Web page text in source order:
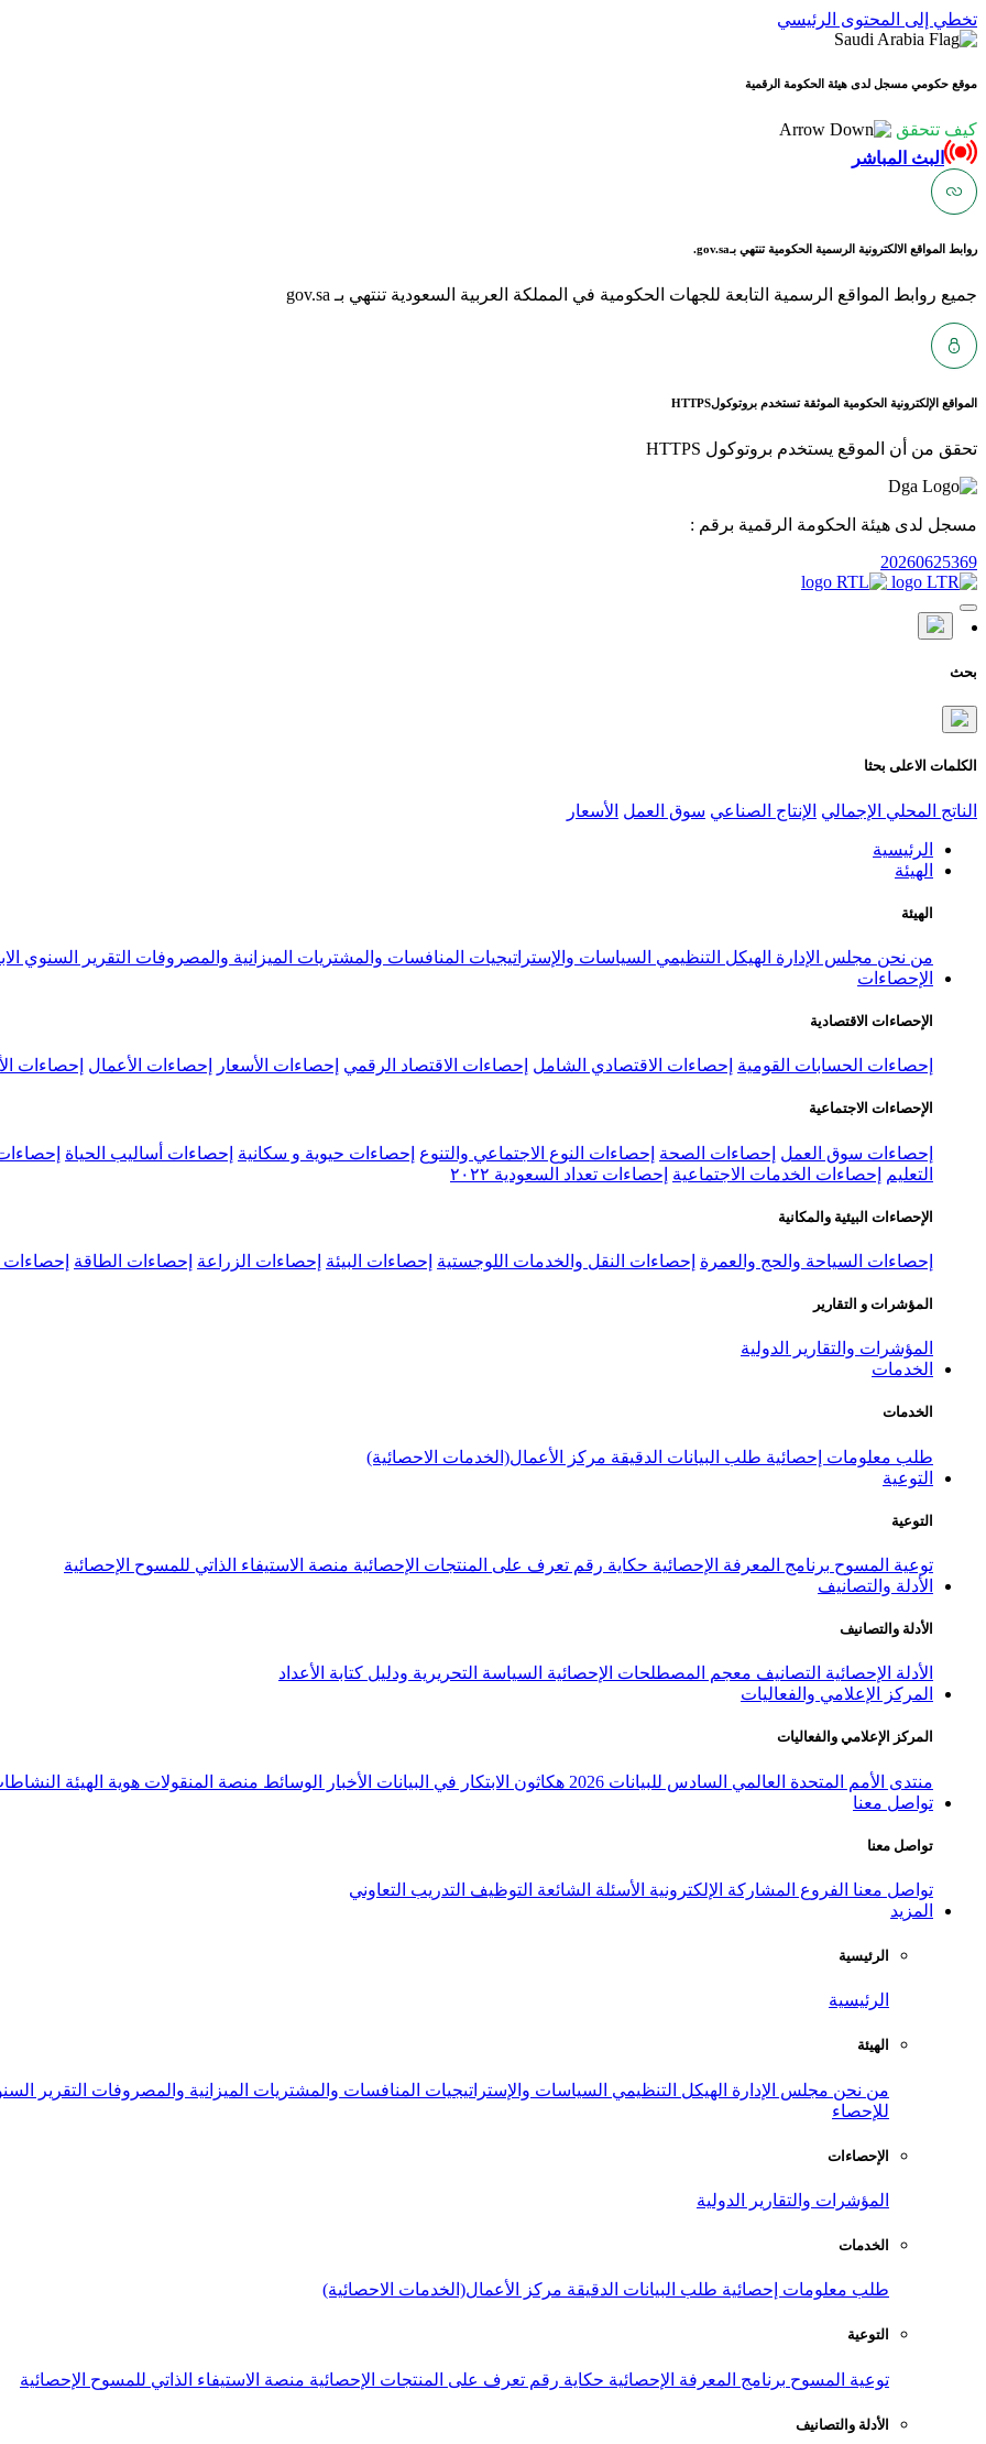
تخطي إلى المحتوى الرئيسي
موقع حكومي مسجل لدى هيئة الحكومة الرقمية
كيف تتحقق
البث المباشر
روابط المواقع الالكترونية الرسمية الحكومية تنتهي بـgov.sa.
جميع روابط المواقع الرسمية التابعة للجهات الحكومية في المملكة العربية السعودية تنتهي بـ gov.sa
المواقع الإلكترونية الحكومية الموثقة تستخدم بروتوكولHTTPS
تحقق من أن الموقع يستخدم بروتوكول HTTPS
مسجل لدى هيئة الحكومة الرقمية برقم :
20260625369
بحث
الكلمات الاعلى بحثا
الناتج المحلي الإجمالي الإنتاج الصناعي سوق العمل الأسعار
الرئيسية
الهيئة
الهيئة
من نحن مجلس الإدارة الهيكل التنظيمي السياسات والإستراتيجيات المنافسات والمشتريات الميزانية والمصروفات التقرير السنوي
الإحصاءات
الإحصاءات الاقتصادية
إحصاءات الحسابات القومية إحصاءات الاقتصادي الشامل إحصاءات الاقتصاد الرقمي إحصاءات الأسعار إحصاءات الأعمال إحصاءات
الإحصاءات الاجتماعية
إحصاءات سوق العمل إحصاءات الصحة إحصاءات النوع الاجتماعي والتنوع إحصاءات حيوية و سكانية إحصاءات أساليب الحياة
التعليم
إحصاءات الخدمات الاجتماعية إحصاءات تعداد السعودية ٢٠٢٢
الإحصاءات البيئية والمكانية
إحصاءات السياحة والحج والعمرة إحصاءات النقل والخدمات اللوجستية إحصاءات البيئة إحصاءات الزراعة إحصاءات الطاقة إحصاءات
المؤشرات و التقارير
المؤشرات والتقارير الدولية
الخدمات
الخدمات
طلب معلومات إحصائية طلب البيانات الدقيقة مركز الأعمال(الخدمات الاحصائية)
التوعية
التوعية
توعية المسوح برنامج المعرفة الإحصائية حكاية رقم تعرف على المنتجات الإحصائية منصة الاستيفاء الذاتي للمسوح الإحصائية
الأدلة والتصانيف
الأدلة والتصانيف
الأدلة الإحصائية التصانيف معجم المصطلحات الإحصائية السياسة التحريرية ودليل كتابة الأعداد
المركز الإعلامي والفعاليات
المركز الإعلامي والفعاليات
منتدى الأمم المتحدة العالمي السادس للبيانات 2026 هكاثون الابتكار في البيانات الأخبار الوسائط منصة المنقولات هوية الهيئة
تواصل معنا
تواصل معنا
تواصل معنا الفروع المشاركة الإلكترونية الأسئلة الشائعة التوظيف التدريب التعاوني
المزيد
الرئيسية
الرئيسية
الهيئة
من نحن مجلس الإدارة الهيكل التنظيمي السياسات والإستراتيجيات المنافسات والمشتريات الميزانية والمصروفات التقرير
للإحصاء
الإحصاءات
المؤشرات والتقارير الدولية
الخدمات
طلب معلومات إحصائية طلب البيانات الدقيقة مركز الأعمال(الخدمات الاحصائية)
التوعية
توعية المسوح برنامج المعرفة الإحصائية حكاية رقم تعرف على المنتجات الإحصائية منصة الاستيفاء الذاتي للمسوح الإحصائية
الأدلة والتصانيف